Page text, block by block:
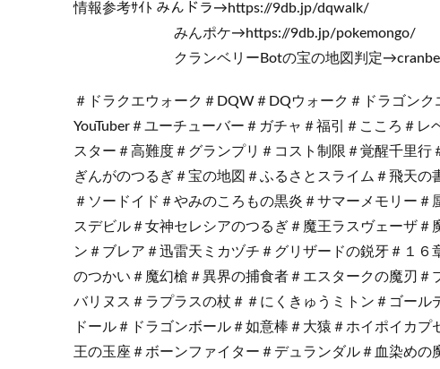
情報参考ｻｲﾄ みんドラ→https://9db.jp/dqwalk/
みんポケ→https://9db.jp/pokemongo/
クランベリーBotの宝の地図判定
＃ドラクエウォーク＃DQW＃DQウォーク＃ドラゴン
YouTuber＃ユーチューバー＃ガチャ＃福引＃こころ＃
スター＃高難度＃グランプリ＃コスト制限＃覚醒千里
ぎんがのつるぎ＃宝の地図＃ふるさとスライム＃飛天
＃ソードイド＃やみのころもの黒炎＃サマーメモリー
スデビル＃女神セレシアのつるぎ＃魔王ラスヴェーザ
ン＃ブレア＃迅雷天ミカヅチ＃グリザードの鋭牙＃１６
のつかい＃魔幻槍＃異界の捕食者＃エスタークの魔刃
バリヌス＃ラプラスの杖＃＃にくきゅうミトン＃ゴー
ドール＃ドラゴンボール＃如意棒＃大猿＃ホイポイカ
王の玉座＃ボーンファイター＃デュランダル＃血染め